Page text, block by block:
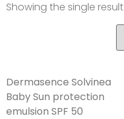
Showing the single result
Dermasence Solvinea
Baby Sun protection
emulsion SPF 50